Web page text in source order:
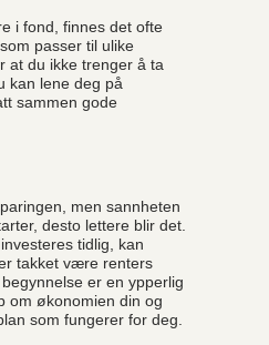
i fond, finnes det ofte
passer til ulike
at du ikke trenger å ta
kan lene deg på
sammen gode
men sannheten
desto lettere blir det.
tidlig, kan
takket være renters
er en ypperlig
om økonomien din og
som fungerer for deg.